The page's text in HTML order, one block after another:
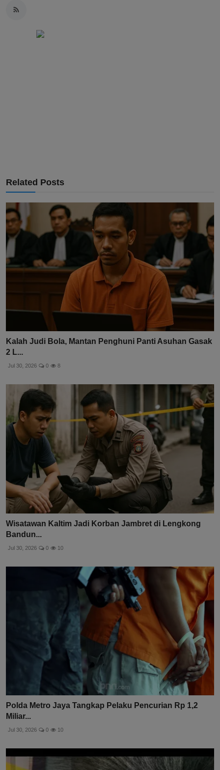
Related Posts
Kalah Judi Bola, Mantan Penghuni Panti Asuhan Gasak
2 L...
Jul 30, 2026 0 8
Wisatawan Kaltim Jadi Korban Jambret di Lengkong
Bandun...
Jul 30, 2026 0 10
Polda Metro Jaya Tangkap Pelaku Pencurian Rp 1,2
Miliar...
Jul 30, 2026 0 10